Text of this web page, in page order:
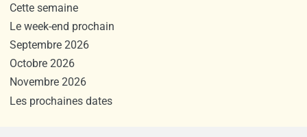
Cette semaine
Le week-end prochain
Septembre 2026
Octobre 2026
Novembre 2026
Les prochaines dates